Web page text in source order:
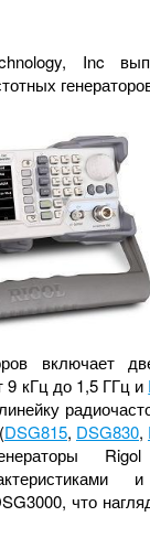
Inc
включает
9 кГц до 1,5 ГГц и
DSG815, DSG830,
что